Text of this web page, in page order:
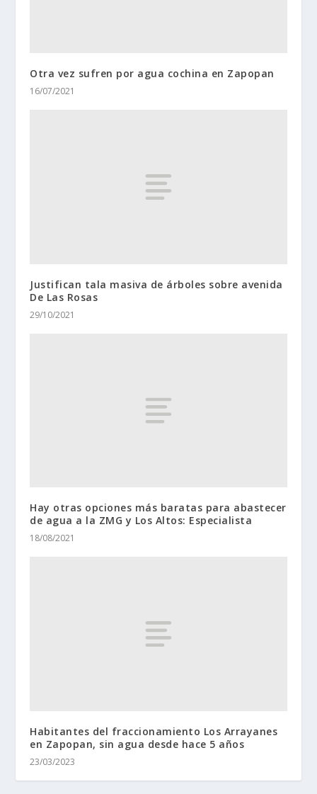
Otra vez sufren por agua cochina en Zapopan
16/07/2021
Justifican tala masiva de árboles sobre avenida
De Las Rosas
29/10/2021
Hay otras opciones más baratas para abastecer
de agua a la ZMG y Los Altos: Especialista
18/08/2021
Habitantes del fraccionamiento Los Arrayanes
en Zapopan, sin agua desde hace 5 años
23/03/2023